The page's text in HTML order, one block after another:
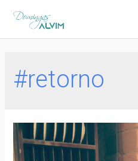
#retorno